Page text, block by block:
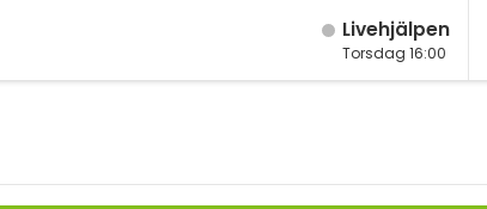
Live­hjälpen
Torsdag 16:00